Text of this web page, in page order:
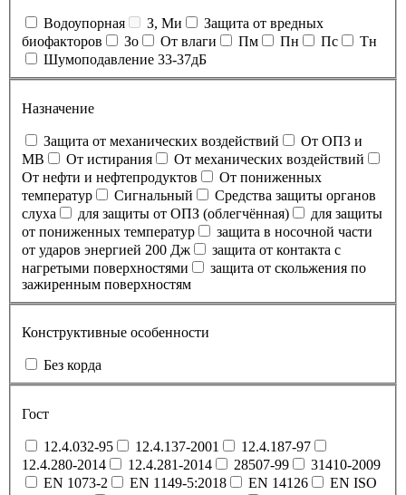
Водоупорная З, Ми
Защита от вредных
биофакторов
Зо От влаги Пм Пн Пс
Тн
Шумоподавление 33-37дБ
Назначение
Защита от механических воздействий
От ОПЗ и
МВ
От истирания
От механических воздействий
От нефти и нефтепродуктов
От пониженных
температур
Сигнальный
Средства защиты органов
слуха
для защиты от ОПЗ (облегчённая)
для защиты
от пониженных температур
защита в носочной части
от ударов энергией 200 Дж
защита от контакта с
нагретыми поверхностями
защита от скольжения по
зажиренным поверхностям
Конструктивные особенности
Без корда
Гост
12.4.032-95 12.4.137-2001
12.4.187-97
12.4.280-2014
12.4.281-2014 28507-99
31410-2009
EN 1073-2
EN 1149-5:2018 EN 14126
EN ISO